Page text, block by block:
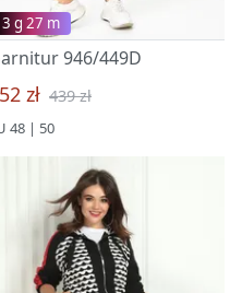
3 g 27 m
946/449D
zł 439 zł
48 | 50